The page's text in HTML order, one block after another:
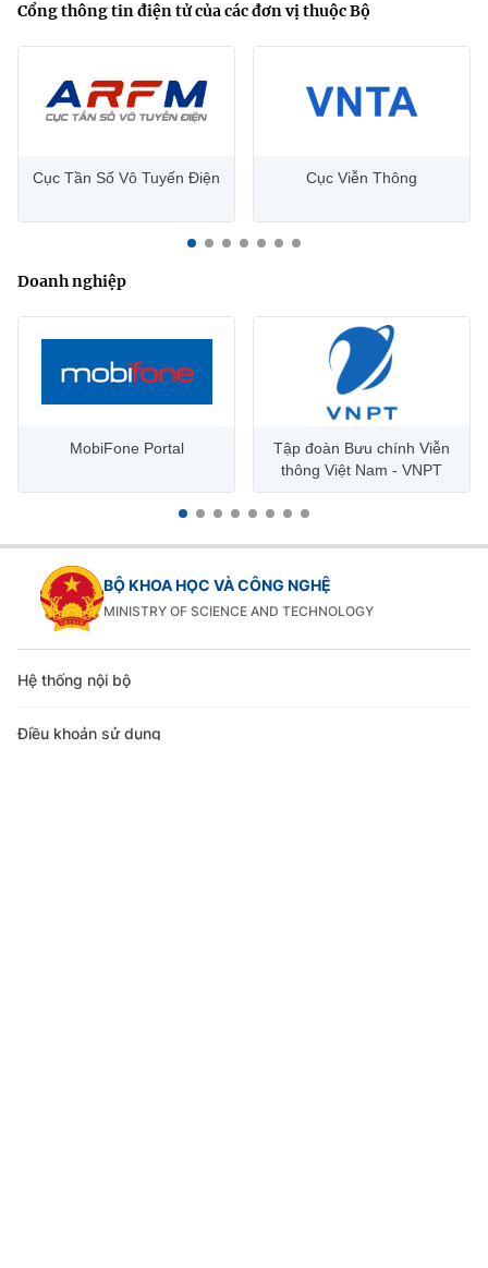
Cổng thông tin điện tử của các đơn vị thuộc Bộ
Cục Tần Số Vô Tuyến Điện Cục Viễn Thông
Doanh nghiệp
MobiFone Portal
Tập đoàn Bưu chính Viễn
thông Việt Nam - VNPT
BỘ KHOA HỌC VÀ CÔNG NGHỆ
MINISTRY OF SCIENCE AND TECHNOLOGY
Hệ thống nội bộ
Điều khoản sử dụng